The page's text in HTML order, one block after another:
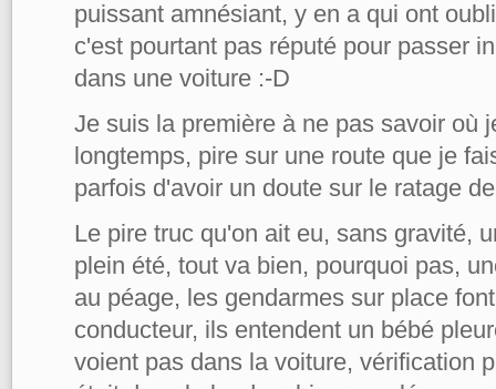
puissant amnésiant, y en a qui ont
c'est pourtant pas réputé pour passer
dans une voiture :-D
Je suis la première à ne pas savoir où
longtemps, pire sur une route que je
parfois d'avoir un doute sur le ratage
Le pire truc qu'on ait eu, sans gravité,
plein été, tout va bien, pourquoi pas,
au péage, les gendarmes sur place
conducteur, ils entendent un bébé
voient pas dans la voiture, vérification